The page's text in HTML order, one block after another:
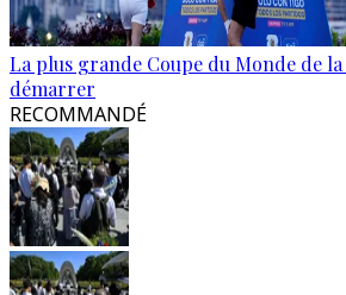
La plus grande Coupe du Monde de la
démarrer
RECOMMANDÉ